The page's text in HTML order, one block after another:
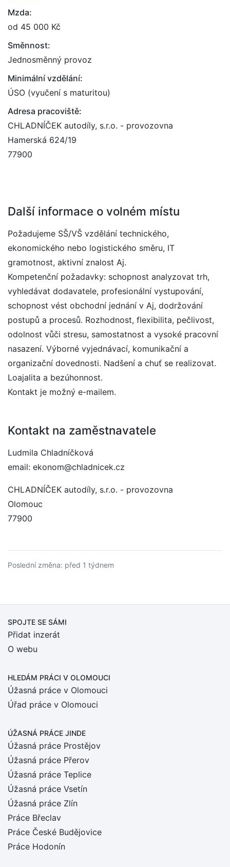
Mzda:
od 45 000 Kč
Směnnost:
Jednosměnný provoz
Minimální vzdělání:
ÚSO (vyučení s maturitou)
Adresa pracoviště:
CHLADNÍČEK autodíly, s.r.o. - provozovna
Hamerská 624/19
77900
Další informace o volném místu
Požadujeme SŠ/VŠ vzdělání technického,
ekonomického nebo logistického směru, IT
gramotnost, aktivní znalost Aj.
Kompetenční požadavky: schopnost analyzovat trh,
vyhledávat dodavatele, profesionální vystupování,
schopnost vést obchodní jednání v Aj, dodržování
postupů a procesů. Rozhodnost, flexibilita, pečlivost,
odolnost vůči stresu, samostatnost a vysoké pracovní
nasazení. Výborné vyjednávací, komunikační a
organizační dovednosti. Nadšení a chuť se realizovat.
Loajalita a bezúhonnost.
Kontakt je možný e-mailem.
Kontakt na zaměstnavatele
Ludmila Chladníčková
email: ekonom@chladnicek.cz
CHLADNÍČEK autodíly, s.r.o. - provozovna
Olomouc
77900
Poslední změna: před 1 týdnem
SPOJTE SE SÁMI
Přidat inzerát
O webu
HLEDÁM PRÁCI V OLOMOUCI
Úžasná práce v Olomouci
Úřad práce v Olomouci
ÚŽASNÁ PRÁCE JINDE
Úžasná práce Prostějov
Úžasná práce Přerov
Úžasná práce Teplice
Úžasná práce Vsetín
Úžasná práce Zlín
Práce Břeclav
Práce České Budějovice
Práce Hodonín